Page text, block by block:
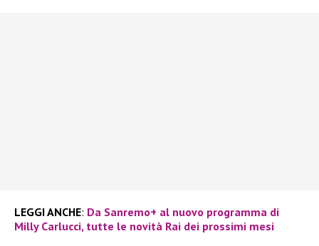
LEGGI ANCHE: Da Sanremo+ al nuovo programma di
Milly Carlucci, tutte le novità Rai dei prossimi mesi